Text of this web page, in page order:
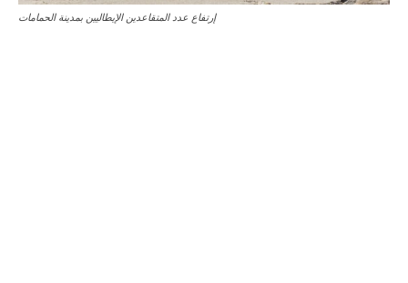
إرتفاع عدد المتقاعدين الإيطاليين بمدينة الحمامات